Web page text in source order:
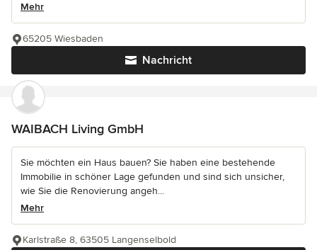
Mehr
Nachricht
65205 Wiesbaden
WAIBACH Living GmbH
Sie möchten ein Haus bauen? Sie haben eine bestehende
Immobilie in schöner Lage gefunden und sind sich unsicher,
wie Sie die Renovierung angeh...
Mehr
Karlstraße 8, 63505 Langenselbold